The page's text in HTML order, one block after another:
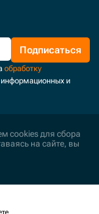
Подписаться
обработку
информационных и
cookies для сбора
на сайте, вы